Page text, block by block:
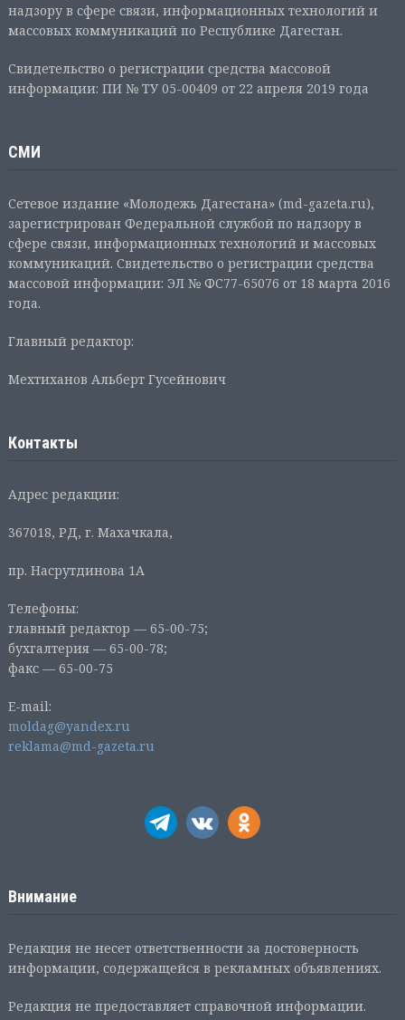
надзору в сфере связи, информационных технологий и
массовых коммуникаций по Республике Дагестан.
Свидетельство о регистрации средства массовой
информации: ПИ № ТУ 05-00409 от 22 апреля 2019 года
СМИ
Сетевое издание «Молодежь Дагестана» (md-gazeta.ru),
зарегистрирован Федеральной службой по надзору в
сфере связи, информационных технологий и массовых
коммуникаций. Свидетельство о регистрации средства
массовой информации: ЭЛ № ФС77-65076 от 18 марта 2016
года.
Главный редактор:
Мехтиханов Альберт Гусейнович
Контакты
Адрес редакции:
367018, РД, г. Махачкала,
пр. Насрутдинова 1А
Телефоны:
главный редактор — 65-00-75;
бухгалтерия — 65-00-78;
факс — 65-00-75
E-mail:
moldag@yandex.ru
reklama@md-gazeta.ru
Внимание
Редакция не несет ответственности за достоверность
информации, содержащейся в рекламных объявлениях.
Редакция не предоставляет справочной информации.